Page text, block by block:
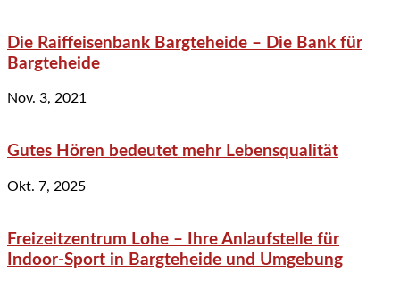
Die Raiffeisenbank Bargteheide – Die Bank für
Bargteheide
Nov. 3, 2021
Gutes Hören bedeutet mehr Lebensqualität
Okt. 7, 2025
Freizeitzentrum Lohe – Ihre Anlaufstelle für
Indoor-Sport in Bargteheide und Umgebung